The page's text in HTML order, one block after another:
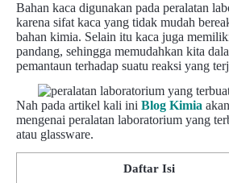
Bahan kaca digunakan pada peralatan
karena sifat kaca yang tidak mudah
bahan kimia. Selain itu kaca juga
pandang, sehingga memudahkan kita
pemantaun terhadap suatu reaksi yang
Nah pada artikel kali ini Blog Kimia
mengenai peralatan laboratorium yang
atau glassware.
Daftar Isi